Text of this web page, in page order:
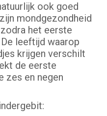
ook goed
mondgezondheid
het eerste
leeftijd waarop
krijgen verschilt
de eerste
zes en negen